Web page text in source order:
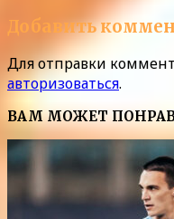
Добавить
Для отправки
авторизоваться.
ВАМ МОЖЕТ